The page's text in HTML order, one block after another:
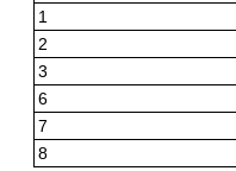
1
2
3
6
7
8